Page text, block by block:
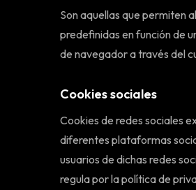
Son aquellas que permiten
predefinidas en función de
de navegador a través del
Cookies sociales
Cookies de redes sociales
diferentes plataformas
usuarios de dichas redes
regula por la política de